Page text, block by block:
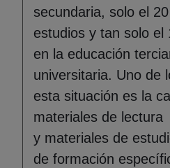
secundaria, solo el
estudios y tan solo el
en la educación
universitaria. Uno de
esta situación es la
materiales de lectura
y materiales de
de formación